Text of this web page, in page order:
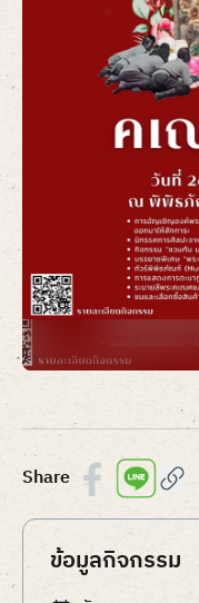
of
1
Share
ข้อมูลกิจกรรม